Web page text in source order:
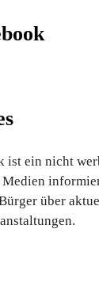
ist ein nicht
über